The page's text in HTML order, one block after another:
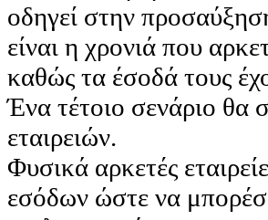
οδηγεί στην
είναι η χρονιά που
καθώς τα έσοδά τους
Ένα τέτοιο σενάριο θα
εταιρειών.
Φυσικά αρκετές
εσόδων ώστε να